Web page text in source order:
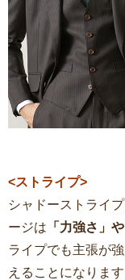
<ストライプ>
シャドーストライ
ージは 「力強さ」
ライプでも主張が
えることになります